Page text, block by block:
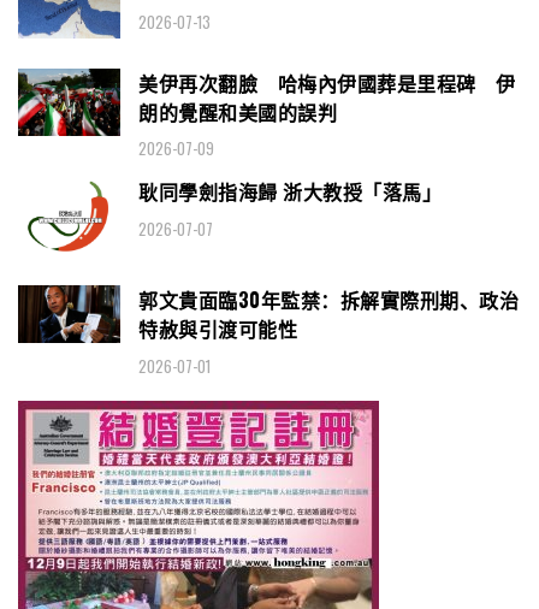
2026-07-13
美伊再次翻臉 哈梅內伊國葬是里程碑 伊
朗的覺醒和美國的誤判
2026-07-09
耿同學劍指海歸 浙大教授「落馬」
2026-07-07
郭文貴面臨30年監禁：拆解實際刑期、政治
特赦與引渡可能性
2026-07-01